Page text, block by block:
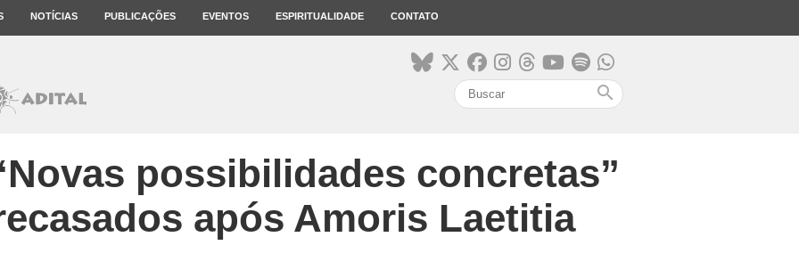
NOTÍCIAS PUBLICAÇÕES EVENTOS ESPIRITUALIDADE CONTATO
search
possibilidades concretas”
após Amoris Laetitia